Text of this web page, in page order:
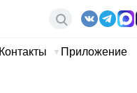
Приложение